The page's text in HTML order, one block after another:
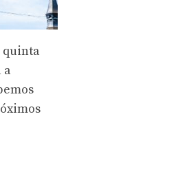
quinta
a